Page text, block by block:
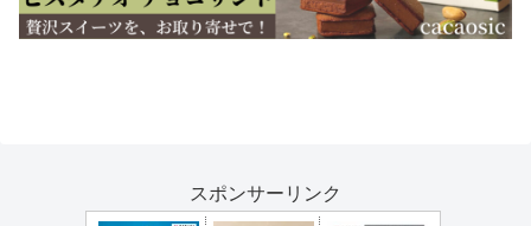
スポンサーリンク